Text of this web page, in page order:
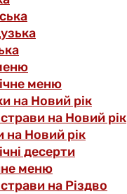
меню
на Новий рік
страви на Новий рік
на Новий рік
десерти
меню
страви на Різдво